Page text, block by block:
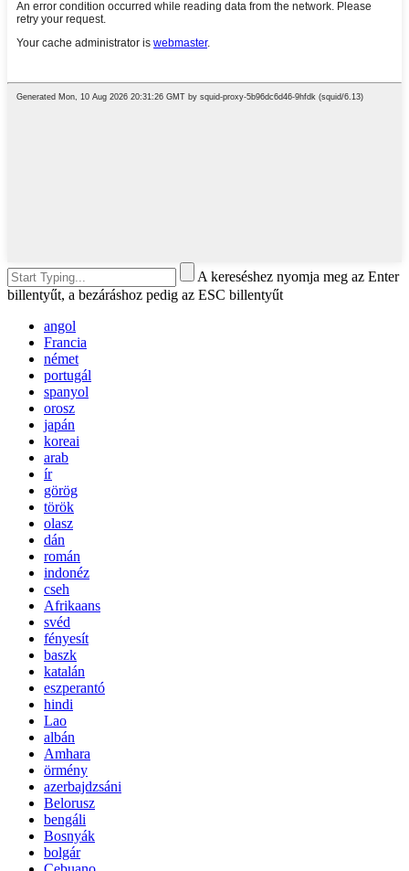
A kereséshez nyomja meg az Enter
billentyűt, a bezáráshoz pedig az ESC billentyűt
angol
Francia
német
portugál
spanyol
orosz
japán
koreai
arab
ír
görög
török
olasz
dán
román
indonéz
cseh
Afrikaans
svéd
fényesít
baszk
katalán
eszperantó
hindi
Lao
albán
Amhara
örmény
azerbajdzsáni
Belorusz
bengáli
Bosnyák
bolgár